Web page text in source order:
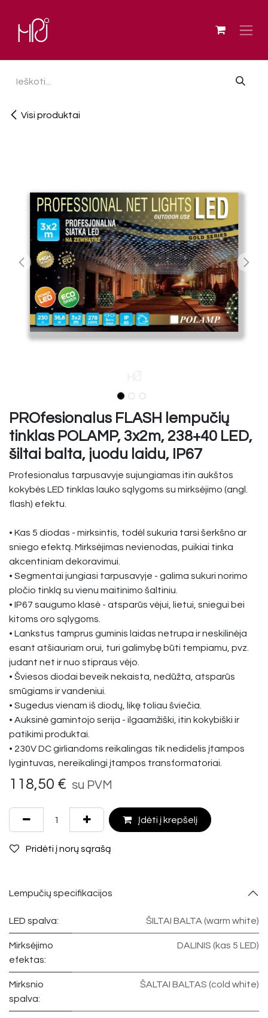
Visi produktai
PROfesionalus FLASH lempučių
tinklas POLAMP, 3x2m, 238+40 LED,
šiltai balta, juodu laidu, IP67
Profesionalus tarpusavyje sujungiamas itin aukštos
kokybės LED tinklas lauko sąlygoms su mirksėjimo (angl.
flash) efektu.
• Kas 5 diodas - mirksintis, todėl sukuria tarsi šerkšno ar
sniego efektą. Mirksėjimas nevienodas, puikiai tinka
akcentiniam dekoravimui.
• Segmentai jungiasi tarpusavyje - galima sukuri norimo
pločio tinklą su vienu maitinimo šaltiniu.
• IP67 saugumo klasė - atsparūs vėjui, lietui, sniegui bei
kitoms oro sąlygoms.
• Lankstus tamprus guminis laidas netrupa ir neskilinėja
esant atšiauriam orui, turi galimybę būti tempiamu, pvz.
judant net ir nuo stipraus vėjo.
• Šviesos diodai beveik nekaista, nedūžta, atsparūs
smūgiams ir vandeniui.
• Sugedus vienam iš diodų, likę toliau šviečia.
• Auksinė gamintojo serija - ilgaamžiški, itin kokybiški ir
patikimi produktai.
• 230V DC girliandoms reikalingas tik nedidelis įtampos
lygintuvas, nereikalingi įtampos transformatoriai.
118,50 € su PVM
Įdėti į krepšelį
Pridėti į norų sąrašą
Lempučių specifikacijos
LED spalva: ŠILTAI BALTA (warm white)
Mirksėjimo
efektas:
DALINIS (kas 5 LED)
Mirksnio
spalva:
ŠALTAI BALTAS (cold white)